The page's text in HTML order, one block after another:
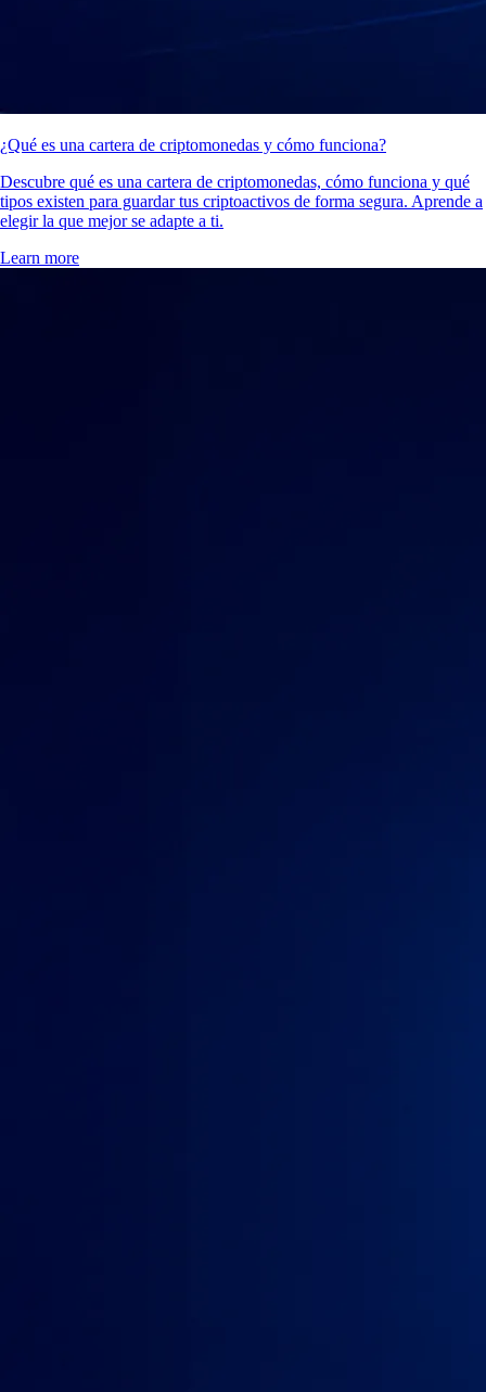
¿Qué es una cartera de criptomonedas y cómo funciona?
Descubre qué es una cartera de criptomonedas, cómo funciona y qué
tipos existen para guardar tus criptoactivos de forma segura. Aprende a
elegir la que mejor se adapte a ti.
Learn more